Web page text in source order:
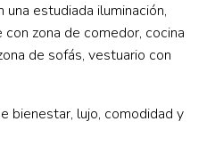
estudiada iluminación,
zona de comedor, cocina
de sofás, vestuario con
bienestar, lujo, comodidad y